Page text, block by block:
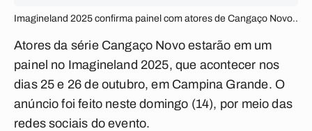
Imagineland 2025 confirma painel com atores de Cangaço Novo..
Atores da série Cangaço Novo estarão em um
painel no Imagineland 2025, que acontecer nos
dias 25 e 26 de outubro, em Campina Grande. O
anúncio foi feito neste domingo (14), por meio das
redes sociais do evento.